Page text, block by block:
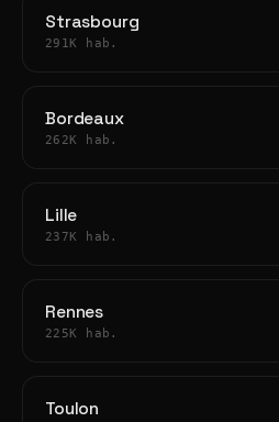
Strasbourg
291K hab.
Bordeaux
262K hab.
Lille
237K hab.
Rennes
225K hab.
Toulon